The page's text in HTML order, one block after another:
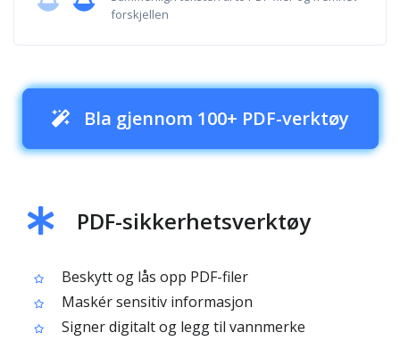
forskjellen
Bla gjennom 100+ PDF-verktøy
PDF-sikkerhetsverktøy
Beskytt og lås opp PDF-filer
Maskér sensitiv informasjon
Signer digitalt og legg til vannmerke